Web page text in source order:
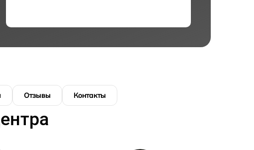
Отзывы Контакты